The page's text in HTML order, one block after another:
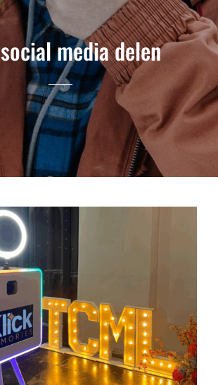
social media delen